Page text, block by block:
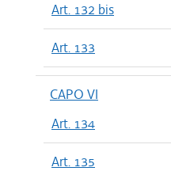
Art. 132 bis
Art. 133
CAPO VI
Art. 134
Art. 135